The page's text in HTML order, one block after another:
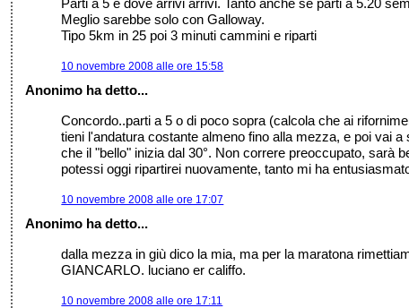
Parti a 5 e dove arrivi arrivi. Tanto anche se parti a 5.20
Meglio sarebbe solo con Galloway.
Tipo 5km in 25 poi 3 minuti cammini e riparti
10 novembre 2008 alle ore 15:58
Anonimo ha detto...
Concordo..parti a 5 o di poco sopra (calcola che ai
tieni l'andatura costante almeno fino alla mezza, e poi vai
che il "bello" inizia dal 30°. Non correre preoccupato, sarà
potessi oggi ripartirei nuovamente, tanto mi ha
10 novembre 2008 alle ore 17:07
Anonimo ha detto...
dalla mezza in giù dico la mia, ma per la maratona
GIANCARLO. luciano er califfo.
10 novembre 2008 alle ore 17:11